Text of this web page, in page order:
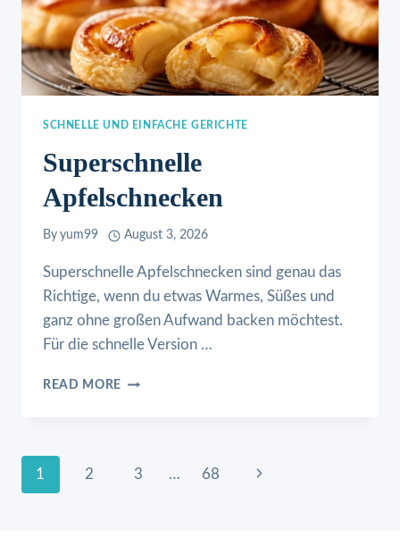
SCHNELLE UND EINFACHE GERICHTE
Superschnelle
Apfelschnecken
By yum99 August 3, 2026
Superschnelle Apfelschnecken sind genau das
Richtige, wenn du etwas Warmes, Süßes und
ganz ohne großen Aufwand backen möchtest.
Für die schnelle Version …
READ MORE SUPERSCHNELLE
Page
1 2 3 … 68 Next